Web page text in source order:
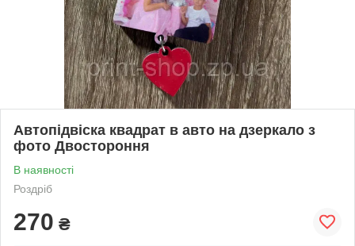
Автопідвіска квадрат в авто на дзеркало з
фото Двостороння
В наявності
Роздріб
270 ₴